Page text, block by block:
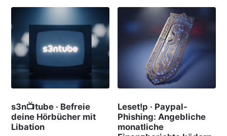
s3n📺tube · Befreie
deine Hörbücher mit
Libation
Leset!p · Paypal-
Phishing: Angebliche
monatliche